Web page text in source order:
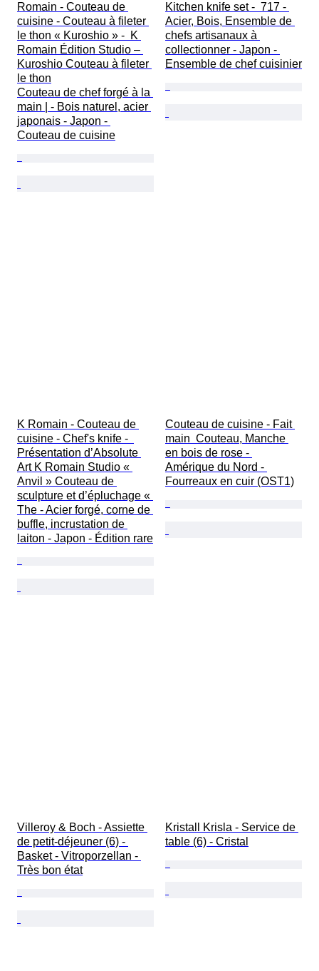
Romain - Couteau de
cuisine - Couteau à fileter
le thon « Kuroshio » -  K
Romain Édition Studio –
Kuroshio Couteau à fileter
le thon
Couteau de chef forgé à la
main | - Bois naturel, acier
japonais - Japon -
Couteau de cuisine
Kitchen knife set -  717 -
Acier, Bois, Ensemble de
chefs artisanaux à
collectionner - Japon -
Ensemble de chef cuisinier
K Romain - Couteau de
cuisine - Chef's knife -
Présentation d’Absolute
Art K Romain Studio «
Anvil » Couteau de
sculpture et d’épluchage «
The - Acier forgé, corne de
buffle, incrustation de
laiton - Japon - Édition rare
Couteau de cuisine - Fait
main  Couteau, Manche
en bois de rose -
Amérique du Nord -
Fourreaux en cuir (OST1)
Villeroy & Boch - Assiette
de petit-déjeuner (6) -
Basket - Vitroporzellan -
Très bon état
Kristall Krisla - Service de
table (6) - Cristal